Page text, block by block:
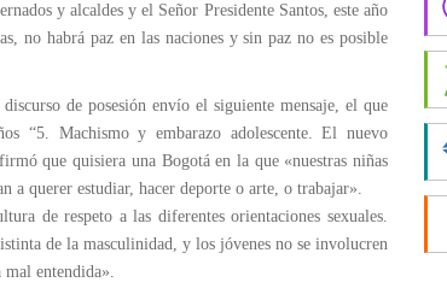
y alcaldes y el Señor Presidente Santos, este año
no habrá paz en las naciones y sin paz no es posible
de posesión envío el siguiente mensaje, el que
“5. Machismo y embarazo adolescente. El nuevo
que quisiera una Bogotá en la que «nuestras niñas
a querer estudiar, hacer deporte o arte, o trabajar».
de respeto a las diferentes orientaciones sexuales.
de la masculinidad, y los jóvenes no se involucren
mal entendida».